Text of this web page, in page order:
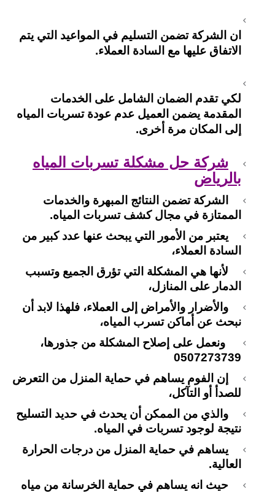
ان الشركة تضمن التسليم في المواعيد التي يتم
الاتفاق عليها مع السادة العملاء.
لكي تقدم الضمان الشامل على الخدمات
المقدمة يضمن العميل عدم عودة تسربات المياه
إلى المكان مرة أخرى.
شركة حل مشكلة تسربات المياه
بالرياض
الشركة تضمن النتائج المبهرة والخدمات
الممتازة في مجال كشف تسربات المياه.
يعتبر من الأمور التي يبحث عنها عدد كبير من
السادة العملاء،
لأنها هي المشكلة التي تؤرق الجميع وتسبب
الدمار على المنازل،
والأضرار والأمراض إلى العملاء، فلهذا لابد أن
نبحث عن أماكن تسرب المياه،
ونعمل على إصلاح المشكلة من جذورها،
0507273739
إن الفوم يساهم في حماية المنزل من التعرض
للصدأ أو التآكل،
والذي من الممكن أن يحدث في حديد التسليح
نتيجة لوجود تسربات في المياه.
يساهم في حماية المنزل من درجات الحرارة
العالية.
حيث انه يساهم في حماية الخرسانة من مياه